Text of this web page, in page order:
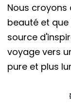
Nous croyons
beauté et
source
voyage vers
pure et plus